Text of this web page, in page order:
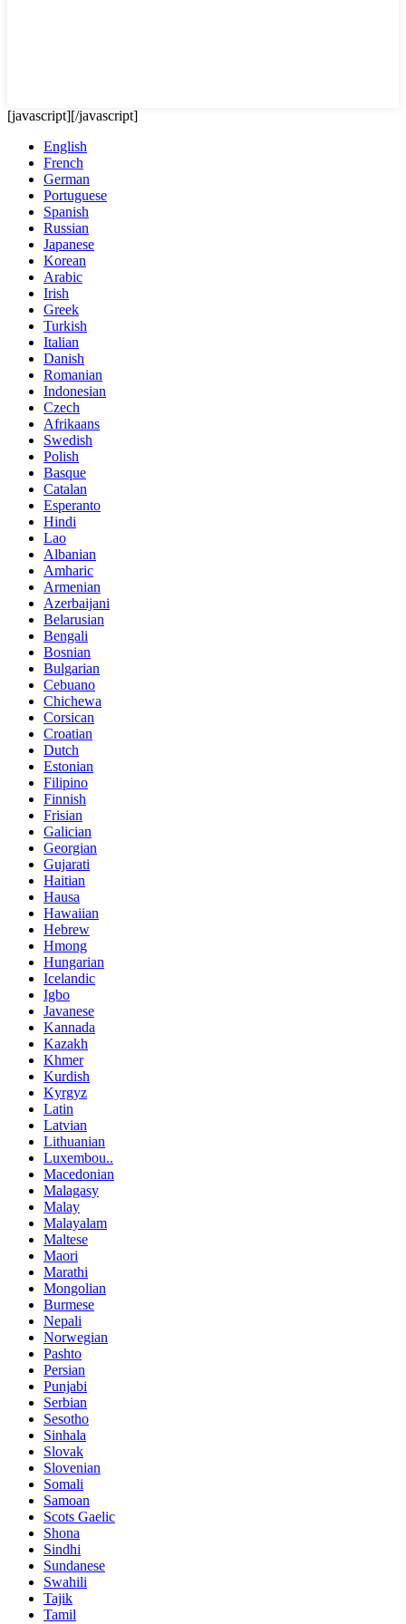
[javascript][/javascript]
English
French
German
Portuguese
Spanish
Russian
Japanese
Korean
Arabic
Irish
Greek
Turkish
Italian
Danish
Romanian
Indonesian
Czech
Afrikaans
Swedish
Polish
Basque
Catalan
Esperanto
Hindi
Lao
Albanian
Amharic
Armenian
Azerbaijani
Belarusian
Bengali
Bosnian
Bulgarian
Cebuano
Chichewa
Corsican
Croatian
Dutch
Estonian
Filipino
Finnish
Frisian
Galician
Georgian
Gujarati
Haitian
Hausa
Hawaiian
Hebrew
Hmong
Hungarian
Icelandic
Igbo
Javanese
Kannada
Kazakh
Khmer
Kurdish
Kyrgyz
Latin
Latvian
Lithuanian
Luxembou..
Macedonian
Malagasy
Malay
Malayalam
Maltese
Maori
Marathi
Mongolian
Burmese
Nepali
Norwegian
Pashto
Persian
Punjabi
Serbian
Sesotho
Sinhala
Slovak
Slovenian
Somali
Samoan
Scots Gaelic
Shona
Sindhi
Sundanese
Swahili
Tajik
Tamil